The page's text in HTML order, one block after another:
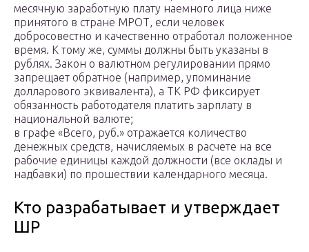
месячную заработную плату наемного лица ниже
принятого в стране МРОТ, если человек
добросовестно и качественно отработал положенное
время. К тому же, суммы должны быть указаны в
рублях. Закон о валютном регулировании прямо
запрещает обратное (например, упоминание
долларового эквивалента), а ТК РФ фиксирует
обязанность работодателя платить зарплату в
национальной валюте;
в графе «Всего, руб.» отражается количество
денежных средств, начисляемых в расчете на все
рабочие единицы каждой должности (все оклады и
надбавки) по прошествии календарного месяца.
Кто разрабатывает и утверждает
ШР